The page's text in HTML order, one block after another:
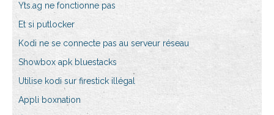
Yts.ag ne fonctionne pas
Et si putlocker
Kodi ne se connecte pas au serveur réseau
Showbox apk bluestacks
Utilise kodi sur firestick illégal
Appli boxnation